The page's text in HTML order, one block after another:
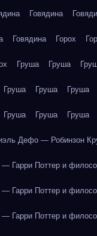
Говядина
Говядина Горох
Груша Груша
Груша Груша Груша
Груша Груша Груша
Дефо — Робинзон
Гарри Поттер и
Гарри Поттер и
Гарри Поттер и